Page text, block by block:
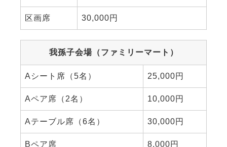
区画席 30,000円
我孫子会場（ファミリーマート）
Aシート席（5名） 25,000円
Aペア席（2名） 10,000円
Aテーブル席（6名） 30,000円
Bペア席 8,000円